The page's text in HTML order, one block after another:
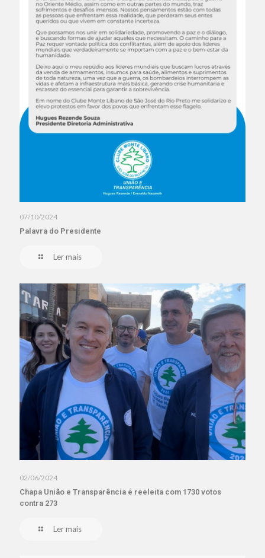
07/10/2024
Palavra do Presidente
Ler mais
02/06/2024
Chapa União e Transparência é reeleita com 1730 votos
contra 273
Ler mais